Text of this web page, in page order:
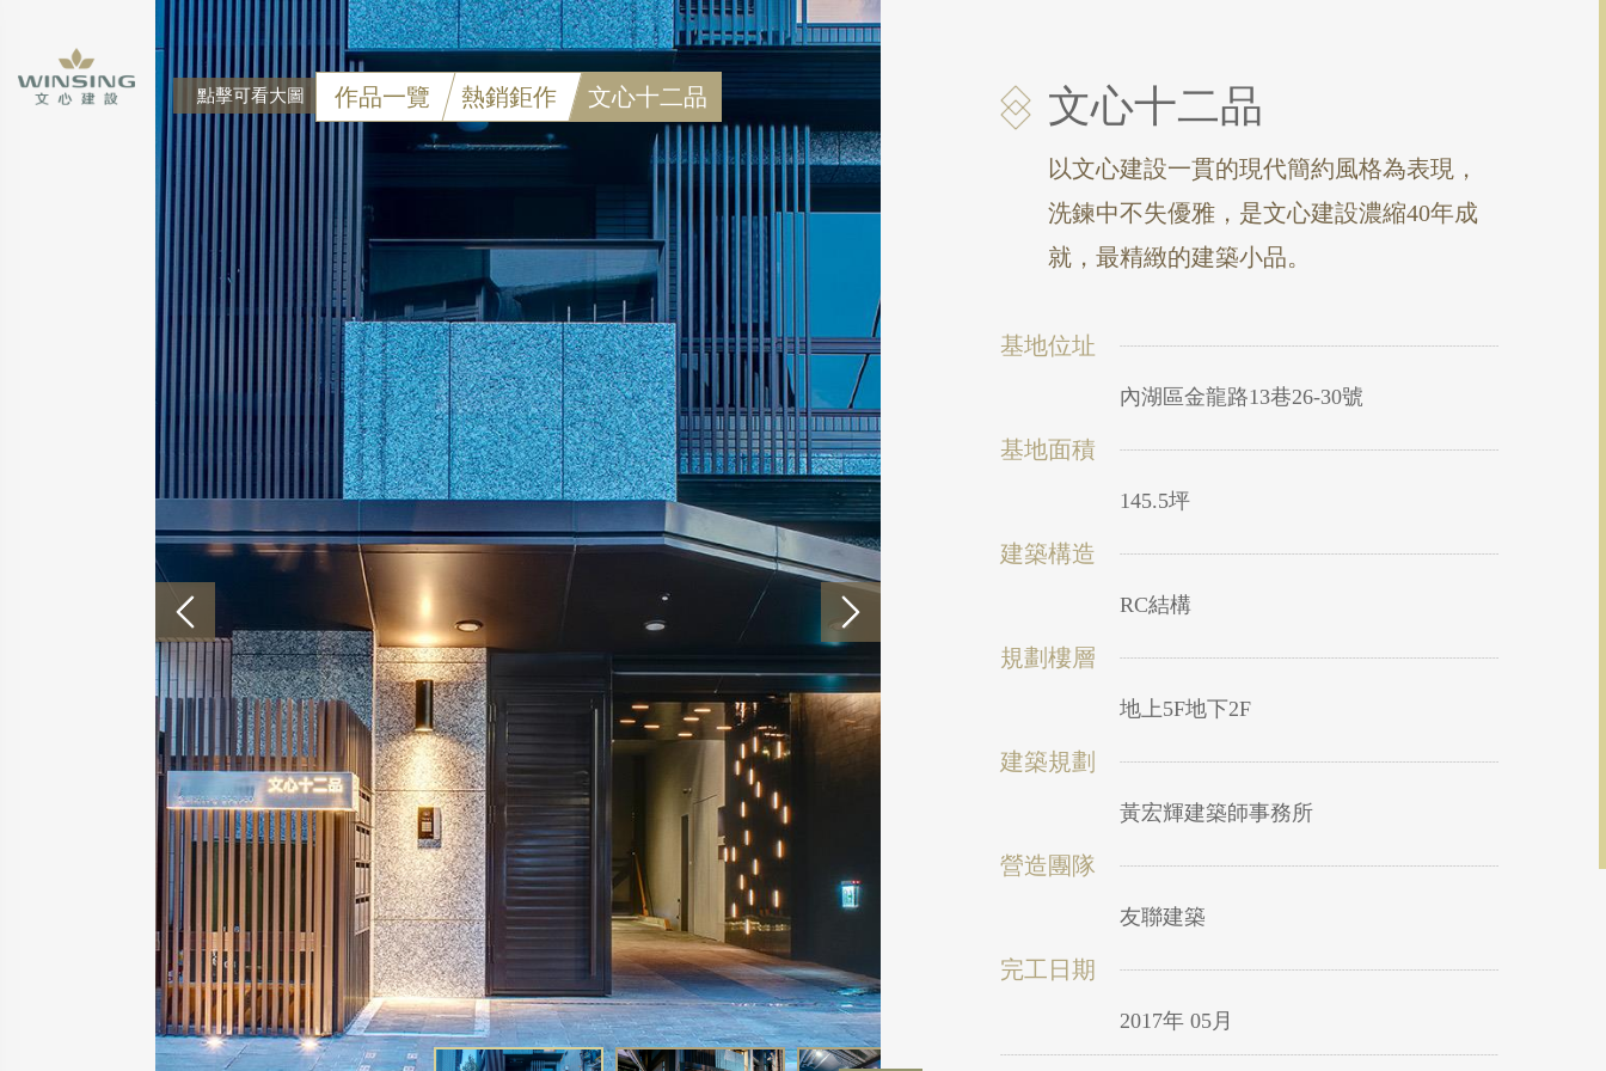
點擊可看大圖 作品一覽 熱銷鉅作 文心十二品 文心十二品
以文心建設一貫的現代簡約風格為表現，
洗鍊中不失優雅，是文心建設濃縮40年成
就，最精緻的建築小品。
基地位址
內湖區金龍路13巷26-30號
基地面積
145.5坪
建築構造
RC結構
規劃樓層
地上5F地下2F
建築規劃
黃宏輝建築師事務所
營造團隊
友聯建築
完工日期
2017年 05月